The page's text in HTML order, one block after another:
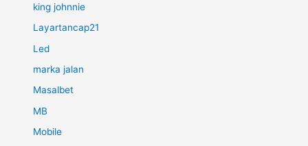
king johnnie
Layartancap21
Led
marka jalan
Masalbet
MB
Mobile